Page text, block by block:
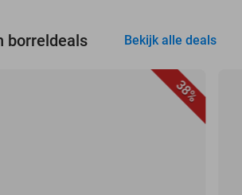
borreldeals Bekijk alle deals
38%